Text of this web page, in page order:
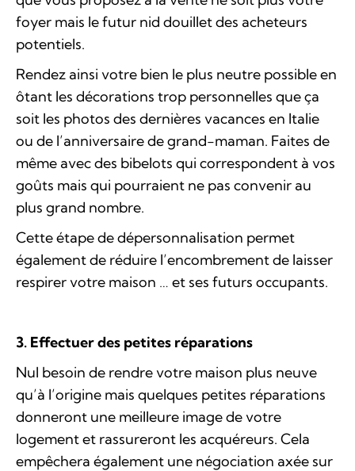
foyer mais le futur nid douillet des acheteurs
potentiels.
Rendez ainsi votre bien le plus neutre possible en
ôtant les décorations trop personnelles que ça
soit les photos des dernières vacances en Italie
ou de l’anniversaire de grand-maman. Faites de
même avec des bibelots qui correspondent à vos
goûts mais qui pourraient ne pas convenir au
plus grand nombre.
Cette étape de dépersonnalisation permet
également de réduire l’encombrement de laisser
respirer votre maison … et ses futurs occupants.
3. Effectuer des petites réparations
Nul besoin de rendre votre maison plus neuve
qu’à l’origine mais quelques petites réparations
donneront une meilleure image de votre
logement et rassureront les acquéreurs. Cela
empêchera également une négociation axée sur